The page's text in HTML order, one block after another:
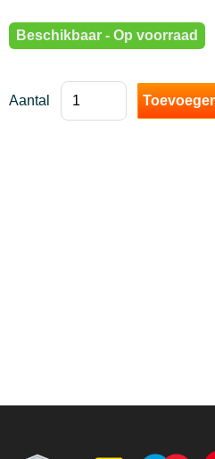
Mannen
Koopjes
parkeren in asse
Beschikbaar - Op voorraad
Aantal